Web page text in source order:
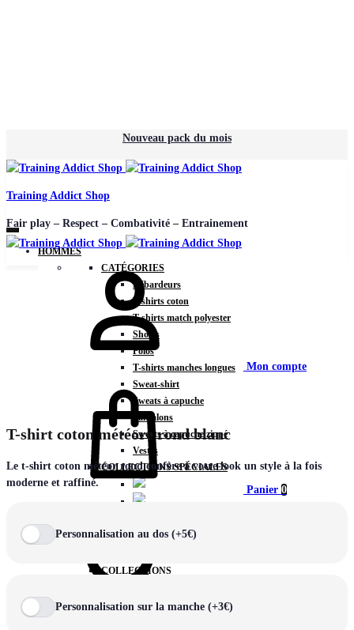
Nouveau pack du mois
Training Addict Shop
Fair play – Respect – Combativité – Entrainement
HOMMES
CATÉGORIES
Débardeurs
T-shirts coton
T-shirts match polyester
Shorts
Polos
T-shirts manches longues
Sweat-shirt
Sweats à capuche
Pantalons
Sweats à capuche zippé
Vestes
COLLECTIONS SPÉCIALES
COLLECTIONS
Rex
Mon compte
Panier 0
T-shirt coton météore rond blanc
Le t-shirt coton météor rond confère à votre look un style à la fois
moderne et raffiné.
Personnalisation au dos (+5€)
Personnalisation sur la manche (+3€)